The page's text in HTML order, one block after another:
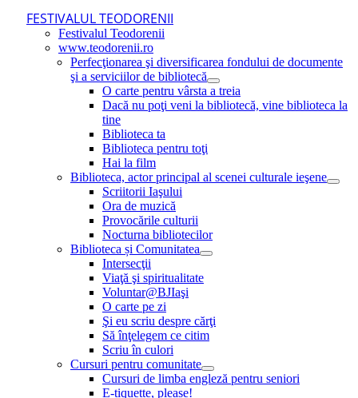
FESTIVALUL TEODORENII
Festivalul Teodorenii
www.teodorenii.ro
Perfecţionarea şi diversificarea fondului de documente
şi a serviciilor de bibliotecă
O carte pentru vârsta a treia
Dacă nu poţi veni la bibliotecă, vine biblioteca la
tine
Biblioteca ta
Biblioteca pentru toţi
Hai la film
Biblioteca, actor principal al scenei culturale ieşene
Scriitorii Iaşului
Ora de muzică
Provocările culturii
Nocturna bibliotecilor
Biblioteca și Comunitatea
Intersecţii
Viaţă şi spiritualitate
Voluntar@BJIaşi
O carte pe zi
Şi eu scriu despre cărţi
Să înţelegem ce citim
Scriu în culori
Cursuri pentru comunitate
Cursuri de limba engleză pentru seniori
E-tiquette, please!